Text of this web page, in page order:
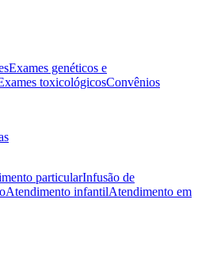
Exames genéticos e
toxicológicosConvênios
particularInfusão de
Atendimento infantilAtendimento em